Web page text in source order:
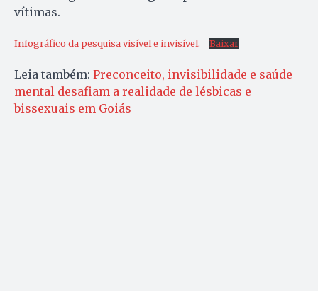
vítimas.
Infográfico da pesquisa visível e invisível. Baixar
Leia também: Preconceito, invisibilidade e saúde
mental desafiam a realidade de lésbicas e
bissexuais em Goiás